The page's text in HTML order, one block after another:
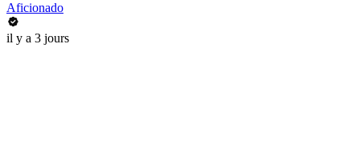
Aficionado
il y a 3 jours